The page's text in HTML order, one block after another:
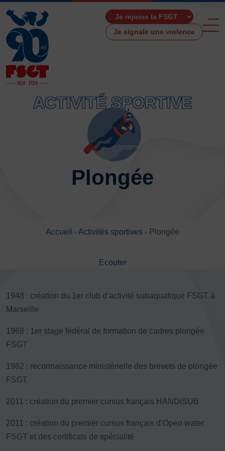
Je signale une violence
Fonctionnement
Santé
Seniors
Pratiques partagées
Sport avec les exilés
ÉTHIQUE SPORTIVE
Signalement violences sexistes et sexuelles
Prévenir les discriminations
Agir contre le dopage et les conduites dopantes
ACTIVITÉ SPORTIVE
Plongée
Accueil -Activités sportives - Plongée
Ecouter
1948 : création du 1er club d’activité subaquatique FSGT à
Marseille
1968 : 1er stage fédéral de formation de cadres plongée
FSGT
1982 : reconnaissance ministérielle des brevets de plongée
FSGT
2011 : création du premier cursus français HANDISUB
2011 : création du premier cursus français d’Open water
FSGT et des certificats de spécialité